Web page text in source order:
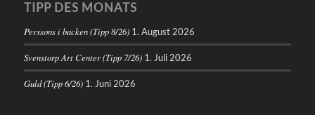
TIPP DES MONATS
Perssons i backen (Tipp 8/26) 1. August 2026
Svenstorp Art Center (Tipp 7/26) 1. Juli 2026
Guld (Tipp 6/26) 1. Juni 2026